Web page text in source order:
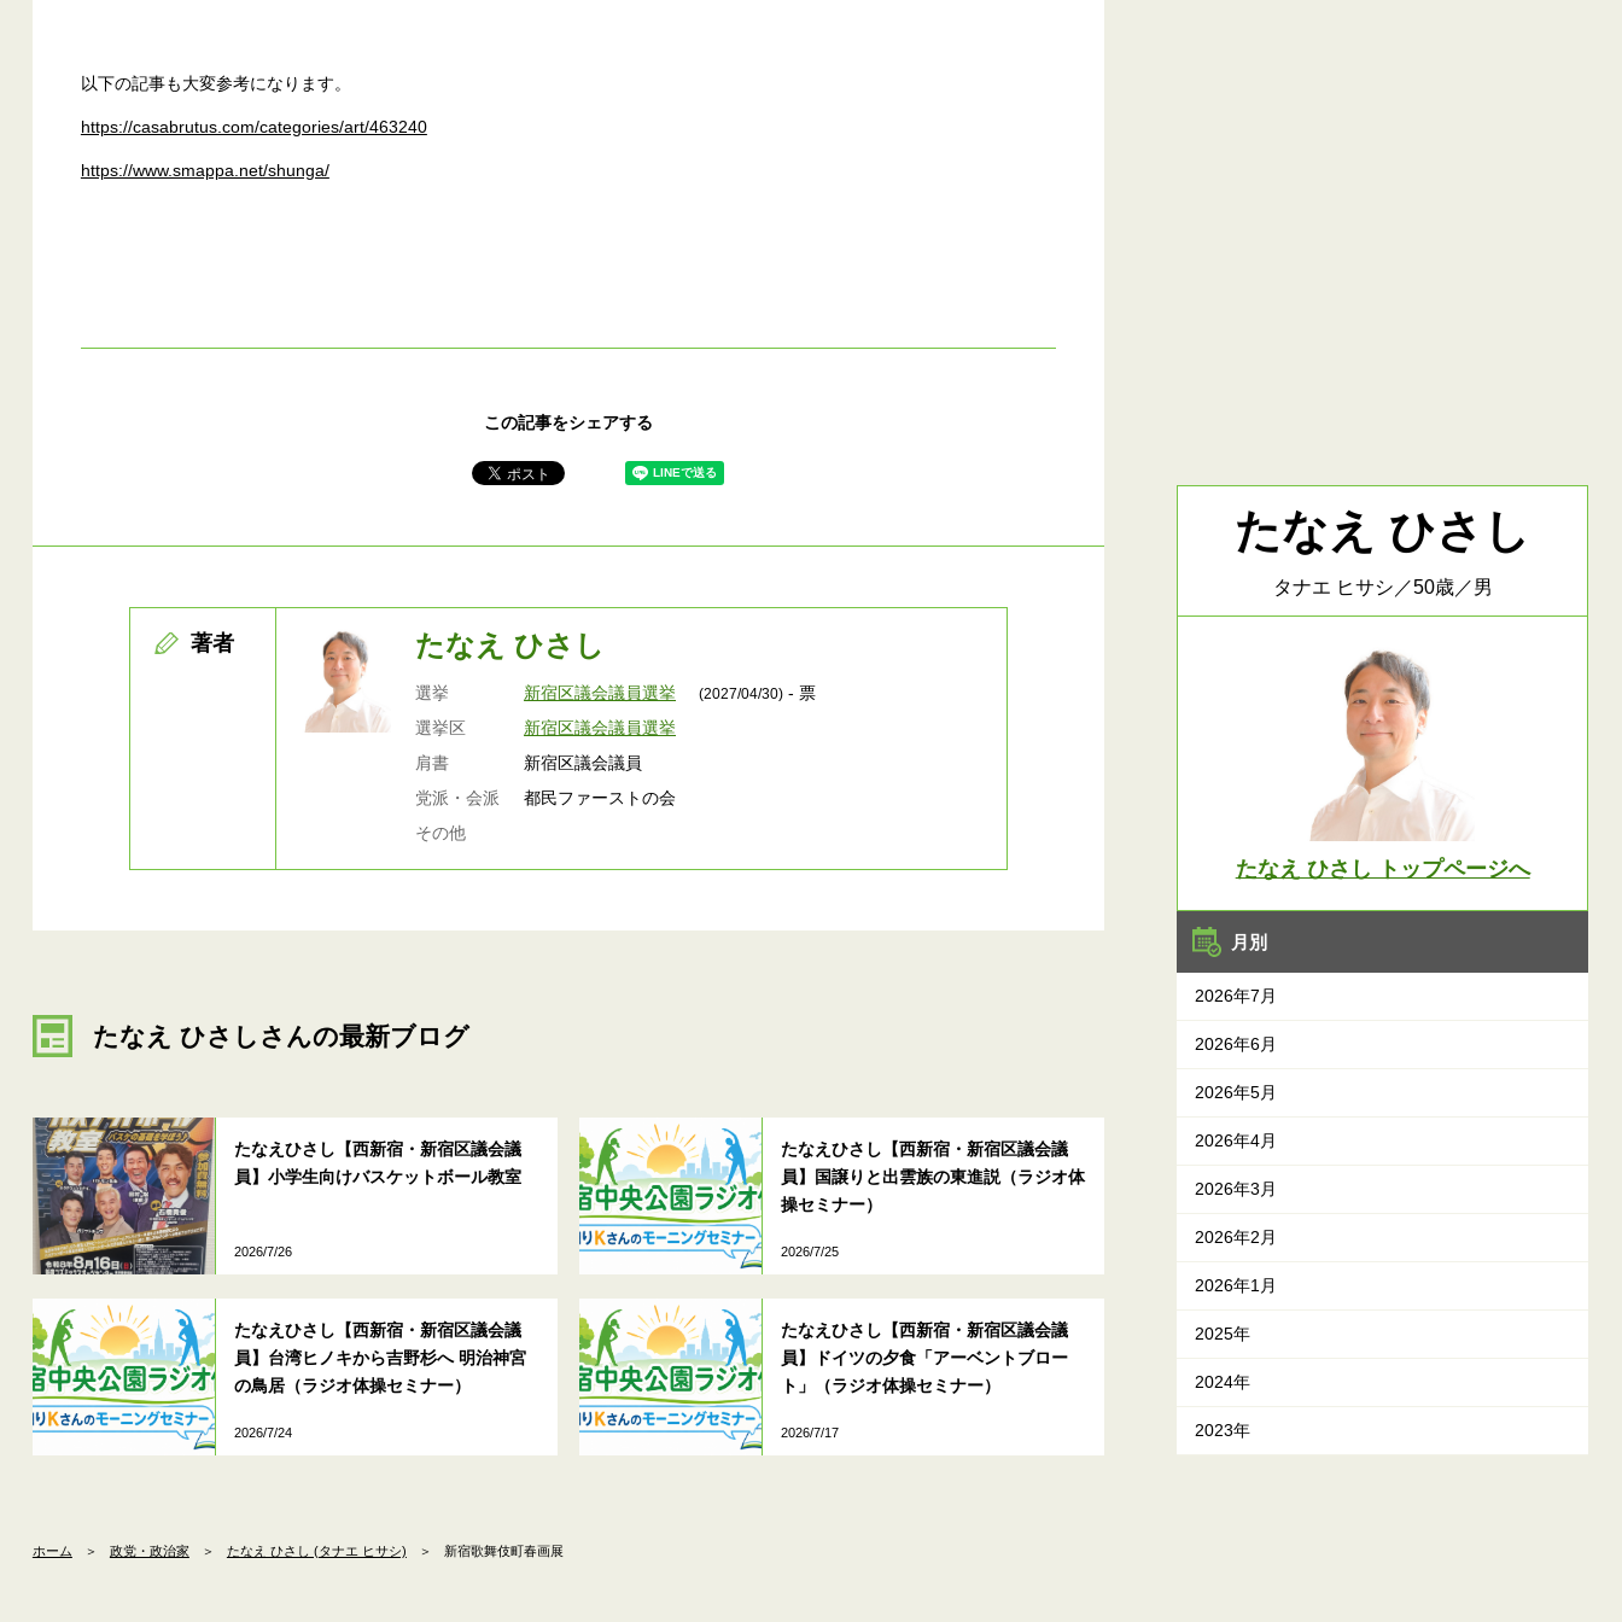
以下の記事も大変参考になります。
https://casabrutus.com/categories/art/463240
https://www.smappa.net/shunga/
この記事をシェアする
著者 たなえ ひさし
選挙 新宿区議会議員選挙 (2027/04/30) - 票
選挙区
新宿区議会議員選挙
肩書
新宿区議会議員
党派・会派
都民ファーストの会
その他
たなえ ひさしさんの最新ブログ
たなえひさし【西新宿・新宿区議会議
員】小学生向けバスケットボール教室
2026/7/26
たなえひさし【西新宿・新宿区議会議
員】国譲りと出雲族の東進説（ラジオ体
操セミナー）
2026/7/25
たなえひさし【西新宿・新宿区議会議
員】台湾ヒノキから吉野杉へ 明治神宮
の鳥居（ラジオ体操セミナー）
2026/7/24
たなえひさし【西新宿・新宿区議会議
員】ドイツの夕食「アーベントブロー
ト」（ラジオ体操セミナー）
2026/7/17
たなえ ひさし
タナエ ヒサシ／50歳／男
たなえ ひさし トップページへ
月別
2026年7月
2026年6月
2026年5月
2026年4月
2026年3月
2026年2月
2026年1月
2025年
2024年
2023年
ホーム ＞ 政党・政治家 ＞ たなえ ひさし (タナエ ヒサシ) ＞ 新宿歌舞伎町春画展